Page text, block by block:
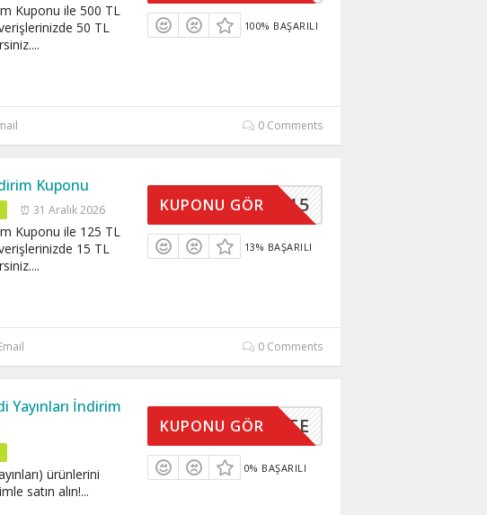
Kuponu ile 500 TL
50 TL
...
100% BAŞARILI
0 Comments
Kuponu
⏰ 31 Aralık 2026
Kuponu ile 125 TL
15 TL
...
SEPET15
KUPONU GÖR
13% BAŞARILI
0 Comments
Yayınları İndirim
ürünlerini
satın alın!...
SEPETTE
KUPONU GÖR
0% BAŞARILI